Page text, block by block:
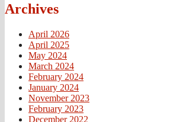
Archives
April 2026
April 2025
May 2024
March 2024
February 2024
January 2024
November 2023
February 2023
December 2022